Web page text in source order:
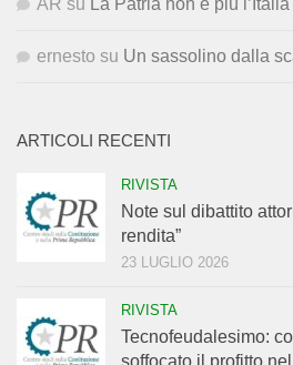
ernesto su Un sassolino dalla
ARTICOLI RECENTI
RIVISTA
Note sul dibattito
rendita”
23 LUGLIO 2026
RIVISTA
Tecnofeudalesimo:
soffocato il profitto